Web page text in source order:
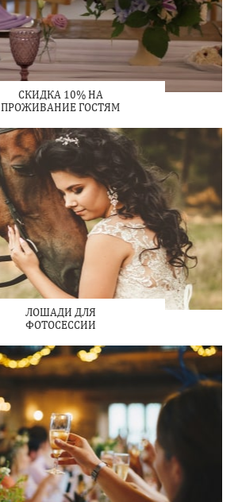
СКИДКА 10% НА
ПРОЖИВАНИЕ ГОСТЯМ
ЛОШАДИ ДЛЯ
ФОТОСЕССИИ